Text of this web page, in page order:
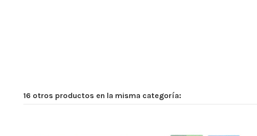
16 otros productos en la misma categoría: